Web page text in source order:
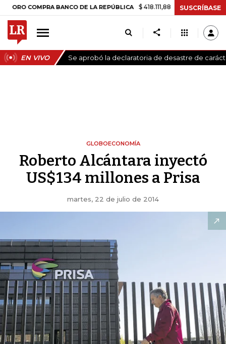
BANCO DE LA REPÚBLICA $ 418.111,88 +$ 9.612,91 +2,35%
SUSCRÍBASE
EN VIVO Se aprobó la declaratoria de desastre de
GLOBOECONOMÍA
Roberto Alcántara inyectó
US$134 millones a Prisa
martes, 22 de julio de 2014